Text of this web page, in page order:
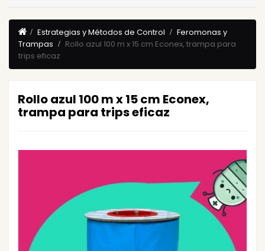
Estrategias y Métodos de Control
Feromonas y
Trampas
Rollo azul 100 m x 15 cm Econex, trampa para
trips eficaz
Rollo azul 100 m x 15 cm Econex,
trampa para trips eficaz